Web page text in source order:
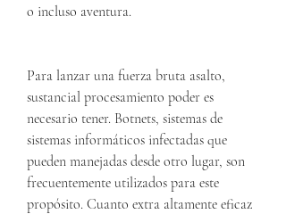
o incluso aventura.
Para lanzar una fuerza bruta asalto,
sustancial procesamiento poder es
necesario tener. Botnets, sistemas de
sistemas informáticos infectadas que
pueden manejadas desde otro lugar, son
frecuentemente utilizados para este
propósito. Cuanto extra altamente eficaz